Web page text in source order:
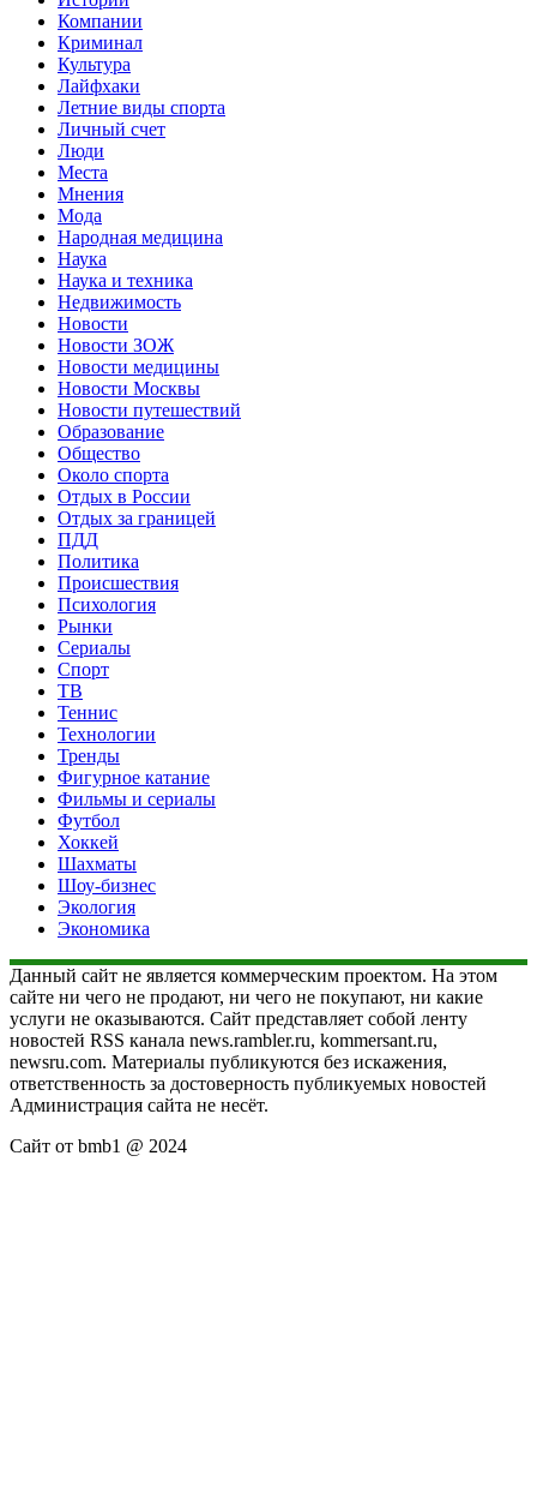
Компании
Криминал
Культура
Лайфхаки
Летние виды спорта
Личный счет
Люди
Места
Мнения
Мода
Народная медицина
Наука
Наука и техника
Недвижимость
Новости
Новости ЗОЖ
Новости медицины
Новости Москвы
Новости путешествий
Образование
Общество
Около спорта
Отдых в России
Отдых за границей
ПДД
Политика
Происшествия
Психология
Рынки
Сериалы
Спорт
ТВ
Теннис
Технологии
Тренды
Фигурное катание
Фильмы и сериалы
Футбол
Хоккей
Шахматы
Шоу-бизнес
Экология
Экономика
Данный сайт не является коммерческим проектом. На этом
сайте ни чего не продают, ни чего не покупают, ни какие
услуги не оказываются. Сайт представляет собой ленту
новостей RSS канала news.rambler.ru, kommersant.ru,
newsru.com. Материалы публикуются без искажения,
ответственность за достоверность публикуемых новостей
Администрация сайта не несёт.
Сайт от bmb1 @ 2024